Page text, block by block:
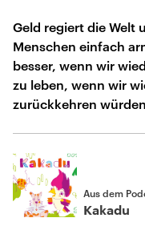
Geld regiert die Welt
Menschen einfach
besser, wenn wir
zu leben, wenn wir
zurückkehren
Aus dem
Kakadu